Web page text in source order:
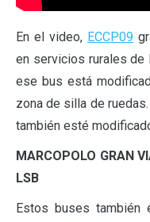
En el video, ECCP09
en servicios rurales de
ese bus está
zona de silla de
también esté
MARCOPOLO GRAN
LSB
Estos buses también